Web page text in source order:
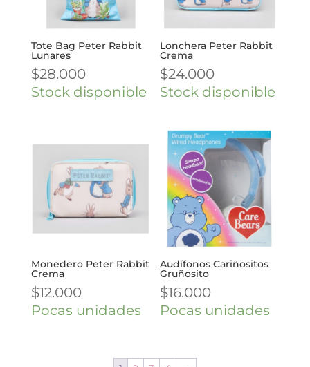
Tote Bag Peter Rabbit
Lunares
$28.000
Stock disponible
Lonchera Peter Rabbit
Crema
$24.000
Stock disponible
Monedero Peter Rabbit
Crema
$12.000
Pocas unidades
Audífonos Cariñositos
Gruñosito
$16.000
Pocas unidades